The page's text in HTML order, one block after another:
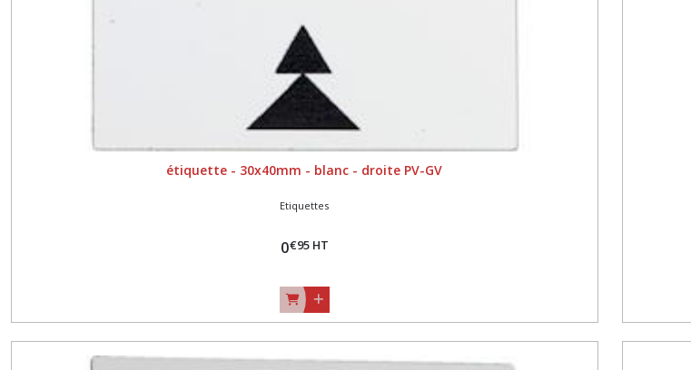
étiquette - 30x40mm - blanc - droite PV-GV
Etiquettes
0€95 HT